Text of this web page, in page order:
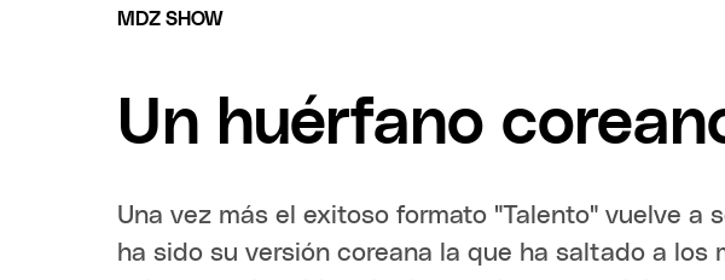
MDZ SHOW
Un huérfano
Una vez más el exitoso formato "Talento" vuelve a
ha sido su versión coreana la que ha saltado a los